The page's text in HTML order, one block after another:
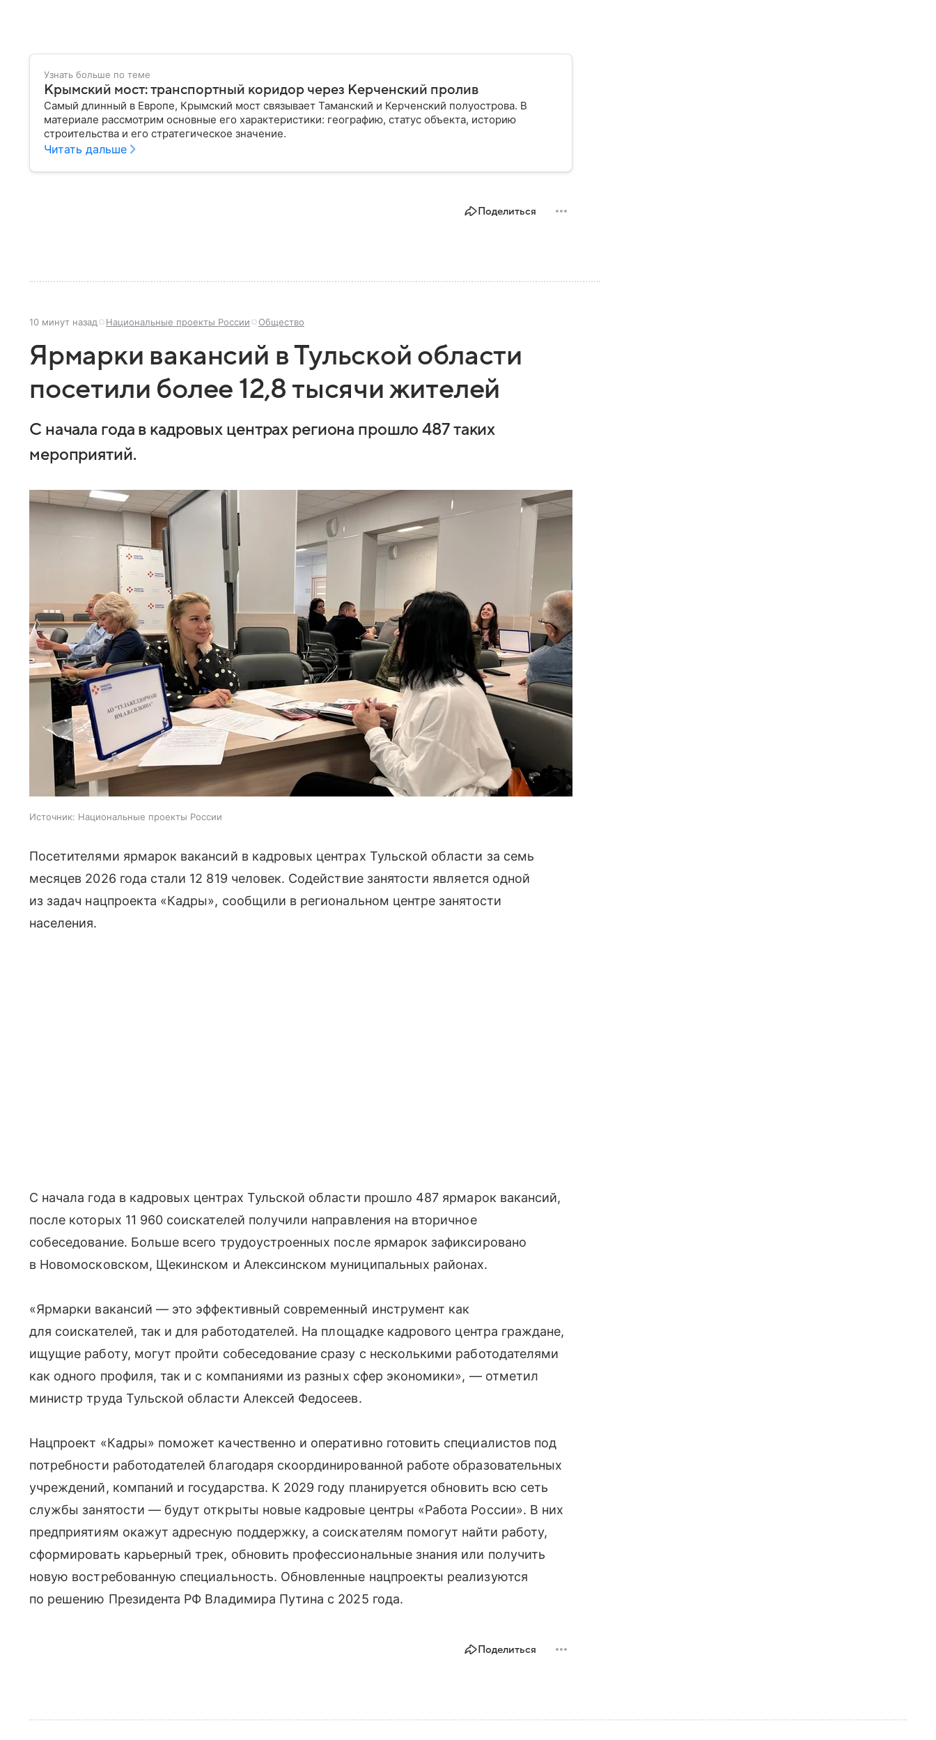
Узнать больше по теме
Крымский мост: транспортный коридор через Керченский пролив
Самый длинный в Европе, Крымский мост связывает Таманский и Керченский полуострова. В
материале рассмотрим основные его характеристики: географию, статус объекта, историю
строительства и его стратегическое значение.
Читать дальше
Поделиться
10 минут назад Национальные проекты России Общество
Ярмарки вакансий в Тульской области
посетили более 12,8 тысячи жителей
С начала года в кадровых центрах региона прошло 487 таких
мероприятий.
Источник: Национальные проекты России
Посетителями ярмарок вакансий в кадровых центрах Тульской области за семь
месяцев 2026 года стали 12 819 человек. Содействие занятости является одной
из задач нацпроекта «Кадры», сообщили в региональном центре занятости
населения.
С начала года в кадровых центрах Тульской области прошло 487 ярмарок вакансий,
после которых 11 960 соискателей получили направления на вторичное
собеседование. Больше всего трудоустроенных после ярмарок зафиксировано
в Новомосковском, Щекинском и Алексинском муниципальных районах.
«Ярмарки вакансий — это эффективный современный инструмент как
для соискателей, так и для работодателей. На площадке кадрового центра граждане,
ищущие работу, могут пройти собеседование сразу с несколькими работодателями
как одного профиля, так и с компаниями из разных сфер экономики», — отметил
министр труда Тульской области Алексей Федосеев.
Нацпроект «Кадры» поможет качественно и оперативно готовить специалистов под
потребности работодателей благодаря скоординированной работе образовательных
учреждений, компаний и государства. К 2029 году планируется обновить всю сеть
службы занятости — будут открыты новые кадровые центры «Работа России». В них
предприятиям окажут адресную поддержку, а соискателям помогут найти работу,
сформировать карьерный трек, обновить профессиональные знания или получить
новую востребованную специальность. Обновленные нацпроекты реализуются
по решению Президента РФ Владимира Путина с 2025 года.
Поделиться